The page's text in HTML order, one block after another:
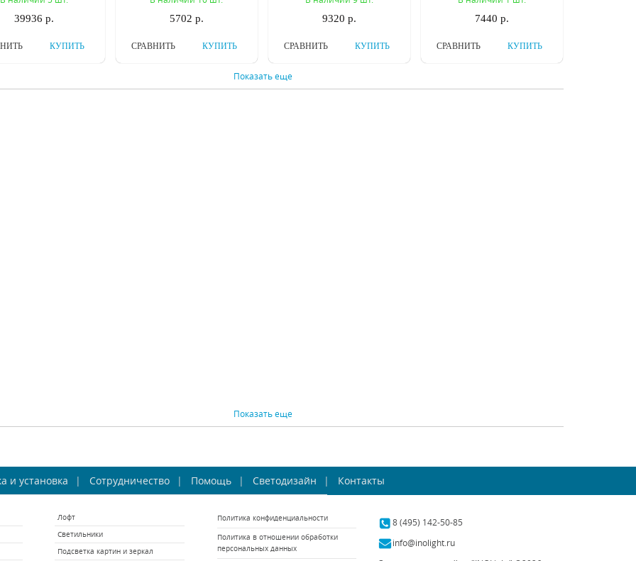
39936 р.
КУПИТЬ
5702 р.
КУПИТЬ
СРАВНИТЬ
9320 р.
КУПИТЬ
СРАВНИТЬ
7440 р.
КУПИТЬ
СРАВНИТЬ
Amanda
2151-2W
В наличии 1 шт.
Бра Favourite Chateau
2163-2W
В наличии 10 шт.
Бра Favourite Chateau
2164-2W
В наличии 10 шт.
4000 р.
Бра Favourite Seraphima
В наличии 10 шт.
Показать еще
Показать еще
и установка Сотрудничество Помощь Светодизайн Контакты
Лофт
Светильники
Подсветка картин и зеркал
Политика конфиденциальности
Политика в отношении обработки
персональных данных
8 (495) 142-50-85
info@inolight.ru